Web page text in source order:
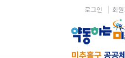
로그인 회